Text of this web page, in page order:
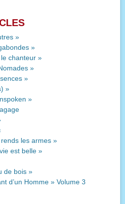
»
»
chanteur »
»
»
»
»
les armes »
est belle »
de bois »
d’un Homme » Volume 3